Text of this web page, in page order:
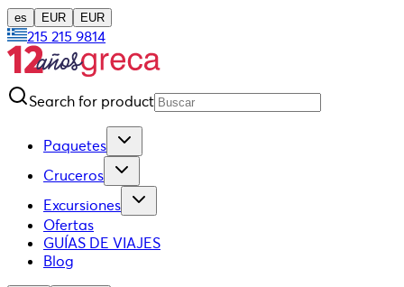
es EUR EUR
215 215 9814
Search for product
Paquetes
Cruceros
Excursiones
Ofertas
GUÍAS DE VIAJES
Blog